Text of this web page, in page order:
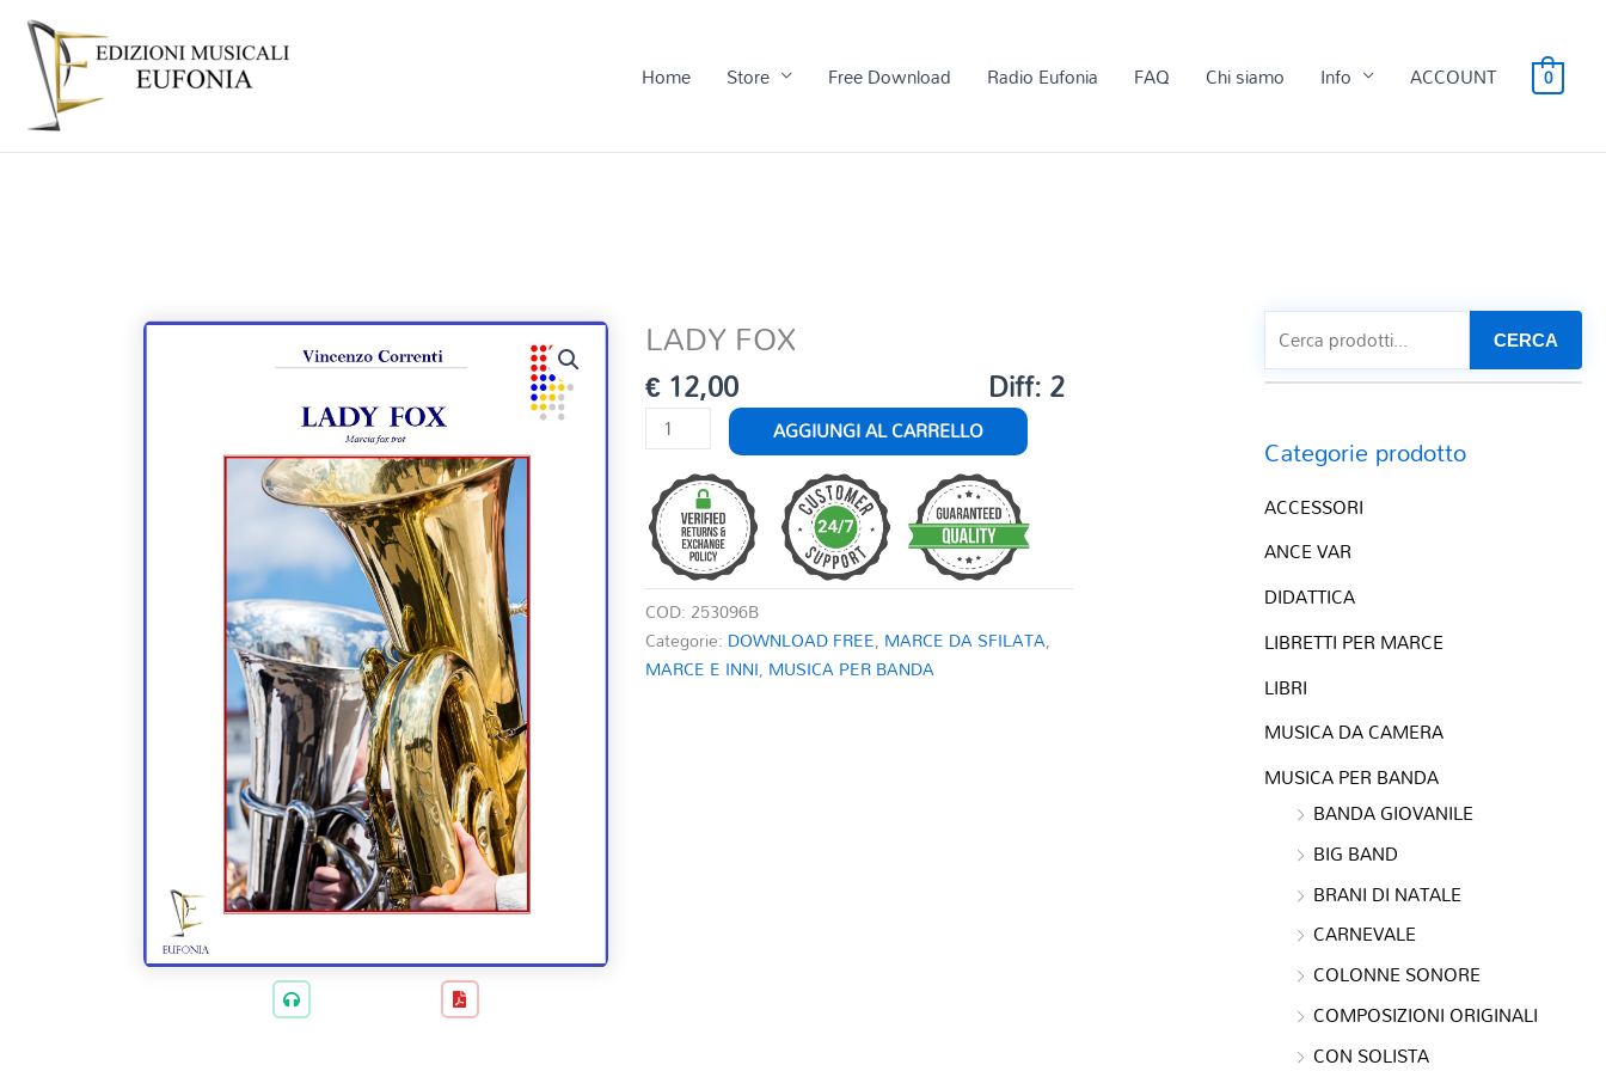
Home Store Free Download Radio Eufonia FAQ Chi siamo Info ACCOUNT 0
LADY FOX
€12,00 Diff: 2
LADY
FOX
quantità
AGGIUNGI AL CARRELLO
COD: 253096B
Categorie: DOWNLOAD FREE, MARCE DA SFILATA,
MARCE E INNI, MUSICA PER BANDA
CERCA
Categorie prodotto
ACCESSORI
ANCE VAR
DIDATTICA
LIBRETTI PER MARCE
LIBRI
MUSICA DA CAMERA
MUSICA PER BANDA
BANDA GIOVANILE
BIG BAND
BRANI DI NATALE
CARNEVALE
COLONNE SONORE
COMPOSIZIONI ORIGINALI
CON SOLISTA